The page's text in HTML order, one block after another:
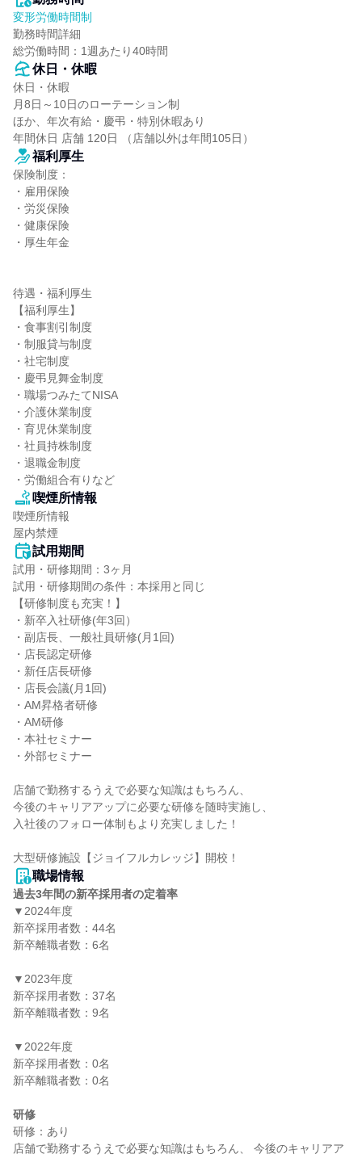
変形労働時間制
勤務時間詳細
総労働時間：1週あたり40時間
休日・休暇
休日・休暇
月8日～10日のローテーション制
ほか、年次有給・慶弔・特別休暇あり
年間休日 店舗 120日 （店舗以外は年間105日）
福利厚生
保険制度：
・雇用保険
・労災保険
・健康保険
・厚生年金
待遇・福利厚生
【福利厚生】
・食事割引制度
・制服貸与制度
・社宅制度
・慶弔見舞金制度
・職場つみたてNISA
・介護休業制度
・育児休業制度
・社員持株制度
・退職金制度
・労働組合有りなど
喫煙所情報
喫煙所情報
屋内禁煙
試用期間
試用・研修期間：3ヶ月
試用・研修期間の条件：本採用と同じ
【研修制度も充実！】
・新卒入社研修(年3回）
・副店長、一般社員研修(月1回)
・店長認定研修
・新任店長研修
・店長会議(月1回)
・AM昇格者研修
・AM研修
・本社セミナー
・外部セミナー
店舗で勤務するうえで必要な知識はもちろん、
今後のキャリアアップに必要な研修を随時実施し、
入社後のフォロー体制もより充実しました！
職場情報
過去3年間の新卒採用者の定着率
▼2024年度
新卒採用者数：44名
新卒離職者数：6名
▼2023年度
新卒採用者数：37名
新卒離職者数：9名
▼2022年度
新卒採用者数：0名
新卒離職者数：0名
研修
研修：あり
店舗で勤務するうえで必要な知識はもちろん、 今後のキャリアア